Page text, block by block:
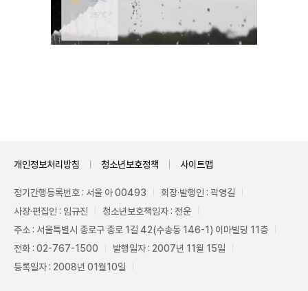
개인정보처리방침 청소년보호정책 사이트맵
정기간행등록번호 : 서울 아 00493
회장·발행인 : 곽영길
사장·편집인 : 임규진
청소년보호책임자 : 전운
주소 : 서울특별시 종로구 종로 1길 42(수송동 146-1) 이마빌딩 11층
전화 : 02-767-1500
발행일자 : 2007년 11월 15일
등록일자 : 2008년 01월10일